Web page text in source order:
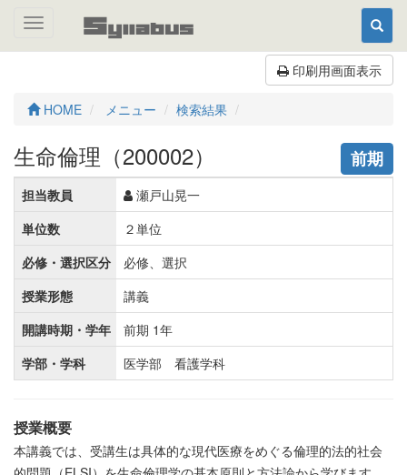
Toggle
印刷用画面表示
HOME メニュー 検索結果
前期
生命倫理（200002）
担当教員
瀬戸山晃一
単位数
２単位
必修・選択区分
必修、選択
授業形態
講義
開講時期・学年
前期 1年
学部・学科
医学部 看護学科
授業概要
本講義では、受講生は具体的な現代医療をめぐる倫理的法的社会